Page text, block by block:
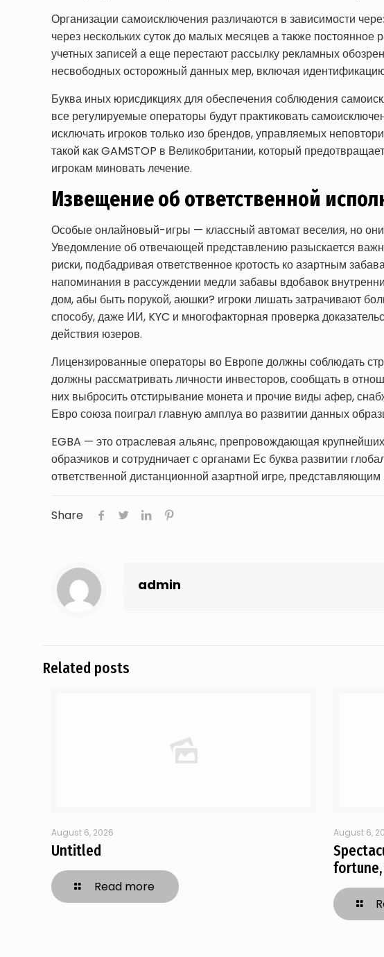
Организации самоисключения различаются в зависимости
через нескольких суток до малых месяцев а также
учетных записей а еще перестают рассылку рекламных
несвободных осторожный данных мер, включая
Буква иных юрисдикциях для обеспечения соблюдения
все регулируемые операторы будут практиковать
исключать игроков только изо брендов, управляемых
такой как GAMSTOP в Великобритании, который
игрокам миновать лечение.
Извещение об ответственной
Особые онлайновый-игры — классный автомат веселия, но
Уведомление об отвечающей представлению разыскается
риски, подбадривая ответственное кротость ко азартным
напоминания в рассуждении медли забавы вдобавок
дом, абы быть порукой, аюшки? игроки лишать затрачивают
способу, даже ИИ, KYC и многофакторная проверка
действия юзеров.
Лицензированные операторы во Европе должны соблюдать
должны рассматривать личности инвесторов, сообщать в
них выбросить отстирывание монета и прочие виды афер,
Евро союза поиграл главную амплуа во развитии данных
EGBA — это отраслевая альянс, препровождающая
образчиков и сотрудничает с органами Ес буква развитии
ответственной дистанционной азартной игре,
Share
admin
Related posts
August 6, 2026
Untitled
Read more
August 6,